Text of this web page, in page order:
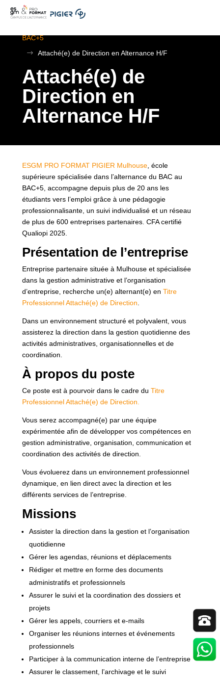
BAC+5
$
Attaché(e) de Direction en Alternance H/F
Attaché(e) de
Direction en
Alternance H/F
ESGM PRO FORMAT PIGIER Mulhouse, école
supérieure spécialisée dans l’alternance du BAC au
BAC+5, accompagne depuis plus de 20 ans les
étudiants vers l’emploi grâce à une pédagogie
professionnalisante, un suivi individualisé et un réseau
de plus de 600 entreprises partenaires. CFA certifié
Qualiopi 2025.
Présentation de l’entreprise
Entreprise partenaire située à Mulhouse et spécialisée
dans la gestion administrative et l’organisation
d’entreprise, recherche un(e) alternant(e) en Titre
Professionnel Attaché(e) de Direction
Dans un environnement structuré et polyvalent, vous
assisterez la direction dans la gestion quotidienne des
activités administratives, organisationnelles et de
coordination.
À propos du poste
Ce poste est à pourvoir dans le cadre du Titre
Professionnel Attaché(e) de Direction.
Vous serez accompagné(e) par une équipe
expérimentée afin de développer vos compétences en
gestion administrative, organisation, communication et
coordination des activités de direction.
Vous évoluerez dans un environnement professionnel
dynamique, en lien direct avec la direction et les
différents services de l’entreprise.
Missions
Assister la direction dans la gestion et l’organisation
quotidienne
Gérer les agendas, réunions et déplacements
Rédiger et mettre en forme des documents
administratifs et professionnels
Assurer le suivi et la coordination des dossiers et
projets
Gérer les appels, courriers et e-mails
Organiser les réunions internes et événements
professionnels
Participer à la communication interne de l’entreprise
Assurer le classement, l’archivage et le suivi